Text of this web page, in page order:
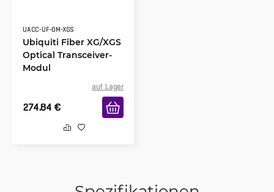
UACC-UF-OM-XGS
Ubiquiti Fiber XG/XGS
Optical Transceiver-
Modul
auf Lager
274.84 €